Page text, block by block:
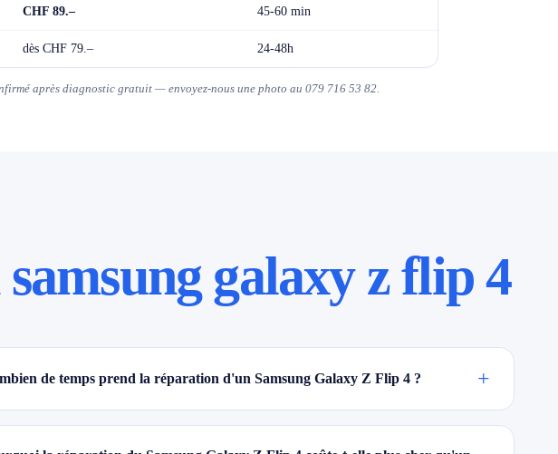
CHF 89.– 45-60 min
dès CHF 79.– 24-48h
après diagnostic gratuit — envoyez-nous une photo au 079 716 53 82.
galaxy z flip 4
de temps prend la réparation d'un Samsung Galaxy Z Flip 4 ? +